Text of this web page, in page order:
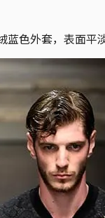
蓝色外套，表面